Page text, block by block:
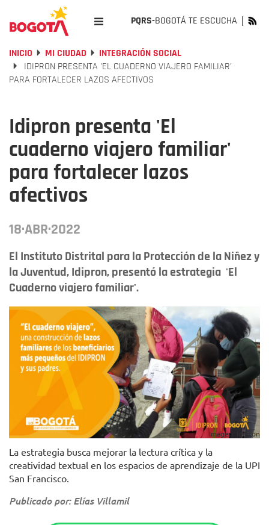
PQRS-BOGOTÁ TE ESCUCHA
INICIO MI CIUDAD
INTEGRACIÓN SOCIAL
IDIPRON PRESENTA 'EL CUADERNO VIAJERO FAMILIAR'
PARA FORTALECER LAZOS AFECTIVOS
Idipron presenta 'El
cuaderno viajero familiar'
para fortalecer lazos
afectivos
18·ABR·2022
El Instituto Distrital para la Protección de la Niñez y
la Juventud, Idipron, presentó la estrategia 'El
Cuaderno viajero familiar'.
Imagen: Idipron
La estrategia busca mejorar la lectura crítica y la
creatividad textual en los espacios de aprendizaje de la UPI
San Francisco.
Publicado por: Elías Villamil